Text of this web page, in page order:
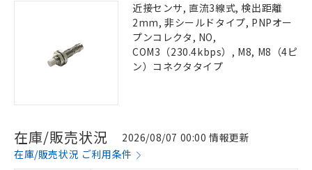
近接センサ, 直流3線式, 検出距離
2mm, 非シールドタイプ, PNPオー
プンコレクタ, NO,
COM3（230.4kbps）, M8, M8（4ピ
ン）コネクタタイプ
在庫/販売状況
2026/08/07 00:00 情報更新
在庫/販売状況 ご利用条件